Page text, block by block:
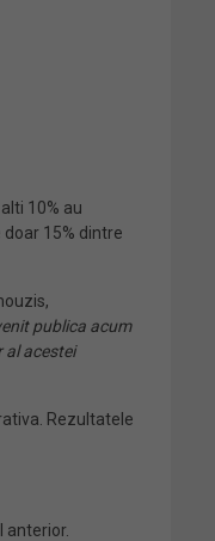
10% au
15% dintre
publica acum
al acestei
Rezultatele
anterior.